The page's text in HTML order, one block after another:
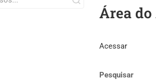
Área
Acessar
Pesquisar